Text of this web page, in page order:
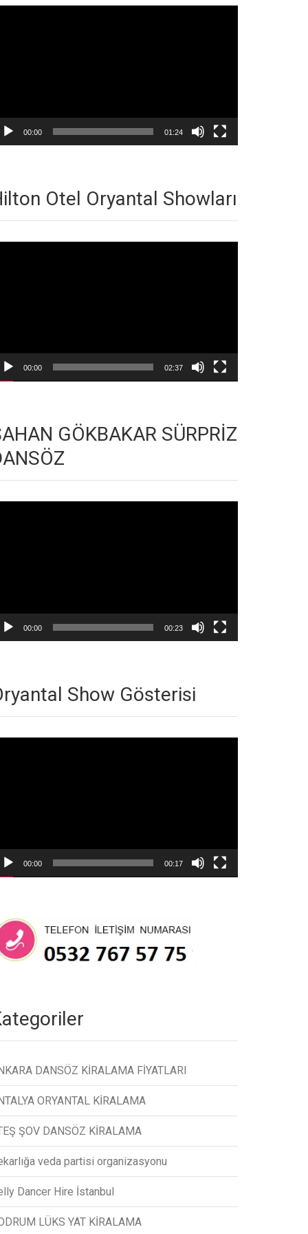
00:00 01:24
Otel Oryantal Showları
00:00 02:37
GÖKBAKAR SÜRPRİZ
00:00 00:23
Show Gösterisi
00:00 00:17
DANSÖZ KİRALAMA FİYATLARI
ORYANTAL KİRALAMA
ŞOV DANSÖZ KİRALAMA
veda partisi organizasyonu
Dancer Hire İstanbul
LÜKS YAT KİRALAMA